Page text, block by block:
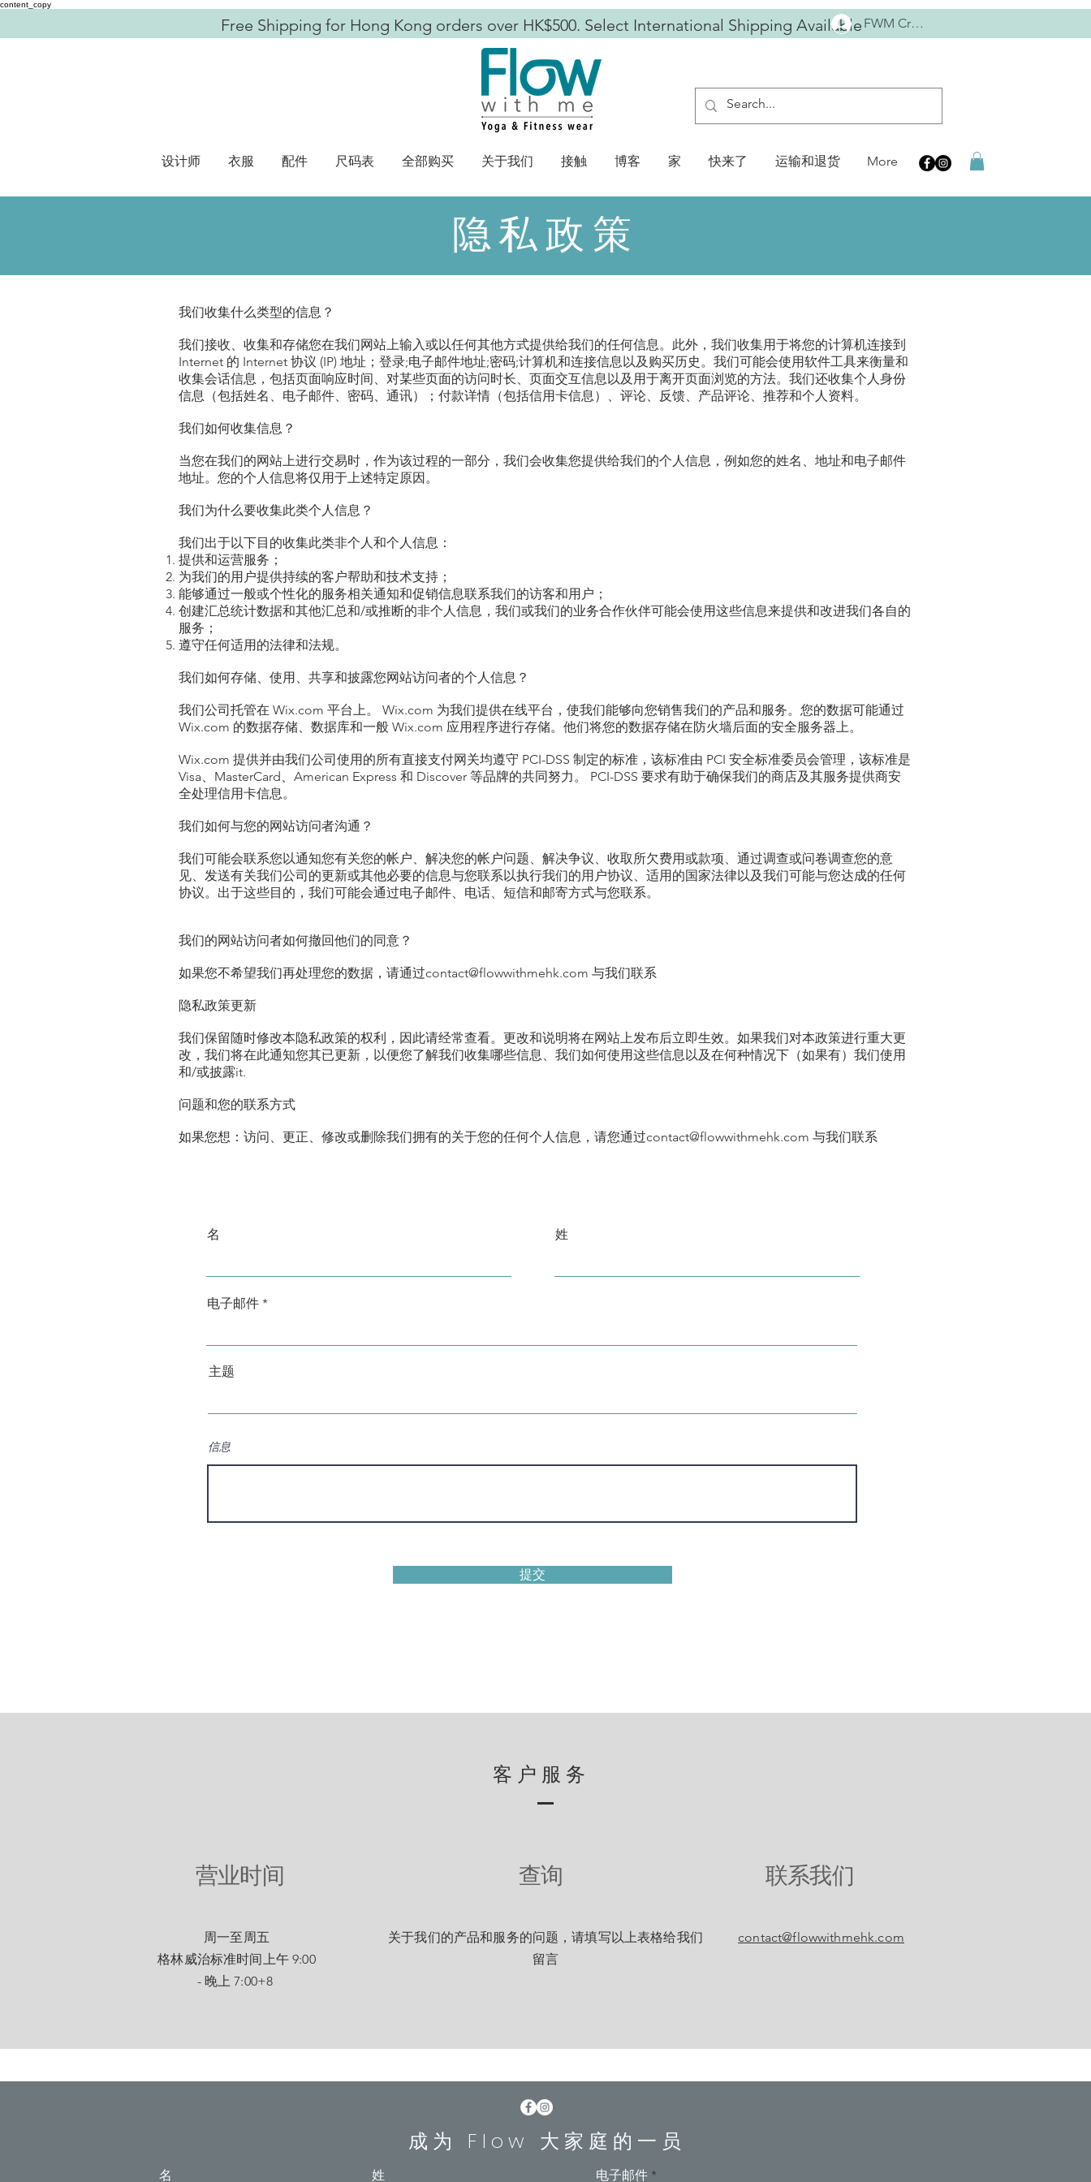
content_copy
Free Shipping for Hong Kong orders over HK$500. Select International Shipping Available FWM Crew
设计师 衣服 配件 尺码表 全部购买 关于我们 接触 博客 家 快来了 运输和退货 More
隐私政策
我们收集什么类型的信息？
我们接收、收集和存储您在我们网站上输入或以任何其他方式提供给我们的任何信息。此外，我们收集用于将您的计算机连接到
Internet 的 Internet 协议 (IP) 地址；登录;电子邮件地址;密码;计算机和连接信息以及购买历史。我们可能会使用软件工具来衡量和
收集会话信息，包括页面响应时间、对某些页面的访问时长、页面交互信息以及用于离开页面浏览的方法。我们还收集个人身份
信息（包括姓名、电子邮件、密码、通讯）；付款详情（包括信用卡信息）、评论、反馈、产品评论、推荐和个人资料。
我们如何收集信息？
当您在我们的网站上进行交易时，作为该过程的一部分，我们会收集您提供给我们的个人信息，例如您的姓名、地址和电子邮件
地址。您的个人信息将仅用于上述特定原因。
我们为什么要收集此类个人信息？
我们出于以下目的收集此类非个人和个人信息：
提供和运营服务；
为我们的用户提供持续的客户帮助和技术支持；
能够通过一般或个性化的服务相关通知和促销信息联系我们的访客和用户；
创建汇总统计数据和其他汇总和/或推断的非个人信息，我们或我们的业务合作伙伴可能会使用这些信息来提供和改进我们各自的
服务；
遵守任何适用的法律和法规。
我们如何存储、使用、共享和披露您网站访问者的个人信息？
我们公司托管在 Wix.com 平台上。 Wix.com 为我们提供在线平台，使我们能够向您销售我们的产品和服务。您的数据可能通过
Wix.com 的数据存储、数据库和一般 Wix.com 应用程序进行存储。他们将您的数据存储在防火墙后面的安全服务器上。
Wix.com 提供并由我们公司使用的所有直接支付网关均遵守 PCI-DSS 制定的标准，该标准由 PCI 安全标准委员会管理，该标准是
Visa、MasterCard、American Express 和 Discover 等品牌的共同努力。 PCI-DSS 要求有助于确保我们的商店及其服务提供商安
全处理信用卡信息。
我们如何与您的网站访问者沟通？
我们可能会联系您以通知您有关您的帐户、解决您的帐户问题、解决争议、收取所欠费用或款项、通过调查或问卷调查您的意
见、发送有关我们公司的更新或其他必要的信息与您联系以执行我们的用户协议、适用的国家法律以及我们可能与您达成的任何
协议。出于这些目的，我们可能会通过电子邮件、电话、短信和邮寄方式与您联系。
我们的网站访问者如何撤回他们的同意？
如果您不希望我们再处理您的数据，请通过contact@flowwithmehk.com 与我们联系
隐私政策更新
我们保留随时修改本隐私政策的权利，因此请经常查看。更改和说明将在网站上发布后立即生效。如果我们对本政策进行重大更
改，我们将在此通知您其已更新，以便您了解我们收集哪些信息、我们如何使用这些信息以及在何种情况下（如果有）我们使用
和/或披露it.
问题和您的联系方式
如果您想：访问、更正、修改或删除我们拥有的关于您的任何个人信息，请您通过contact@flowwithmehk.com 与我们联系
名 姓
电子邮件
主题
信息
提交
客户服务
营业时间
周一至周五
格林威治标准时间上午 9:00
- 晚上 7:00+8
查询 联系我们
关于我们的产品和服务的问题，请填写以上表格给我们
留言
contact@flowwithmehk.com
成为 Flow 大家庭的一员
名 姓 电子邮件